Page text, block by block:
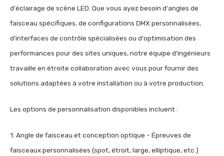
d'éclairage de scène LED. Que vous ayez besoin d'angles de
faisceau spécifiques, de configurations DMX personnalisées,
d'interfaces de contrôle spécialisées ou d'optimisation des
performances pour des sites uniques, notre équipe d'ingénieurs
travaille en étroite collaboration avec vous pour fournir des
solutions adaptées à votre installation ou à votre production.
Les options de personnalisation disponibles incluent :
1. Angle de faisceau et conception optique - Épreuves de
faisceaux personnalisées (spot, étroit, large, elliptique, etc.)